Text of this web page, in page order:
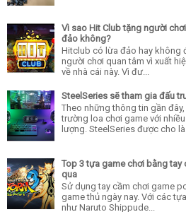
Vì sao Hit Club tặng người
đảo không?
Hitclub có lừa đảo hay không
người chơi quan tâm vì xuất
về nhà cái này. Vì đư...
SteelSeries sẽ tham gia đấu
Theo những thông tin gần
trường loa chơi game với
lượng. SteelSeries được cho là
Top 3 tựa game chơi bằng
qua
Sử dụng tay cầm chơi game
game thủ ngày nay. Với các
như Naruto Shippude...